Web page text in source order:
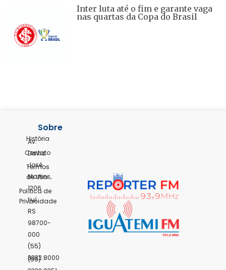
Inter luta até o fim e garante vaga
nas quartas da Copa do Brasil
Av.
David
José
Martins,
1206
Ijuí,
RS
98700-
000
(55)
3332.8000
(55)
Sobre
História
Contato
Termos
de Uso
Política de
Privacidade